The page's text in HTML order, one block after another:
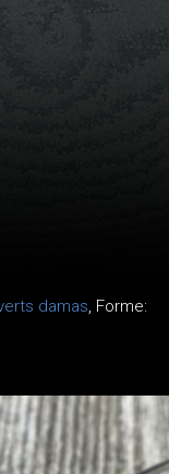
damas, Forme: